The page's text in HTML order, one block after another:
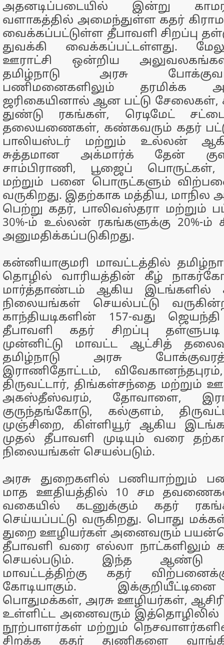
அதனடிப்படையில் இன்று
வளாகத்தில் அமைந்துள்ள கதர்
வைக்கப்பட்டுள்ள தீபாவளி சிறப்பு
துவக்கி வைக்கப்பட்டள்ளது.
ஊராட்சி ஒன்றிய
தமிழ்நாடு அரசு
பணிமனைகளிலும் தரமிக்க
ஜரிகையினால் ஆன பட்டு சேலைகள்,
துண்டு ரகங்கள், ரெடிமேட்
தலையணைகள், கண்கவரும் கதர்
பாலியஸ்டர் மற்றும் உல்லன்
சுத்தமான அக்மார்க் தேன்
சாம்பிராணி, பூஜைப்
மற்றும் பனை பொருட்களும்
வருகிறது. இதற்காக மத்திய, மாநில
பெற்று கதர், பாலிவஸ்தரா மற்றும்
30%-ம் உல்லன் ரகங்களுக்கு 20%-ம்
அனுமதிக்கப்படுகிறது.
கன்னியாகுமரி மாவட்டத்தில்
தொழில் வாரியத்தின் கீழ்
மார்த்தாண்டம் ஆகிய இடங்களில்
நிலையங்கள் செயல்பட்டு
காந்தியடிகளின் 157-வது
தீபாவளி கதர் சிறப்பு
முன்னிட்டு மாவட்ட ஆட்சித்
தமிழ்நாடு அரசு
இராணிதோட்டம், விவேகானந்தபுரம்,
திருவட்டார், திங்கள்சந்தை மற்றும்
அகஸ்தீஸ்வரம், தோவாளை,
குருந்தங்கோடு, கல்குளம்,
முஞ்சிறை, கிள்ளியூர் ஆகிய
முதல் தீபாவளி முடியும் வரை
நிலையங்கள் செயல்படும்.
அரசு துறைகளில் பணியாற்றும்
மாத ஊதியத்தில் 10 சம
வகையில் கடனுக்கும் கதர்
செய்யப்பட்டு வருகிறது. பொது
துறை ஊழியர்கள் அனைவரும்
தீபாவளி வரை எல்லா நாட்களிலும்
செயல்படும். இந்த ஆண்டு
மாவட்டத்திற்கு கதர்
கோடியாகும்.
பொதுமக்கள், அரசு ஊழியர்கள்,
உள்ளிட்ட அனைவரும் இத்தொழிலில்
நூற்பாளர்கள் மற்றும்
சிறக்க கதர் துணிகளை